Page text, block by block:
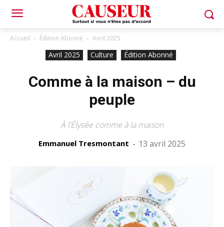
Accueil Édition Abonné Avril 2025
Avril 2025 Culture Édition Abonné
Comme à la maison – du
peuple
À l’Élysée comme à la maison
Emmanuel Tresmontant - 13 avril 2025